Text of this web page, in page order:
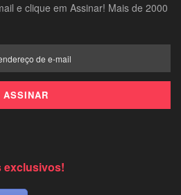
e clique em Assinar! Mais de 2000
exclusivos!